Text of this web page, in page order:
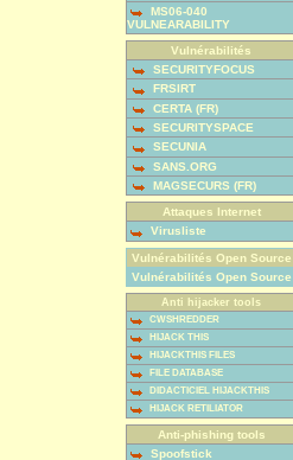
MS06-040
VULNEARABILITY
Vulnérabilités
SECURITYFOCUS
FRSIRT
CERTA (FR)
SECURITYSPACE
SECUNIA
SANS.ORG
MAGSECURS (FR)
Attaques Internet
Virusliste
Vulnérabilités Open Source
Vulnérabilités Open Source
Anti hijacker tools
CWSHREDDER
HIJACK THIS
HIJACKTHIS FILES
FILE DATABASE
DIDACTICIEL HIJACKTHIS
HIJACK RETILIATOR
Anti-phishing tools
Spoofstick